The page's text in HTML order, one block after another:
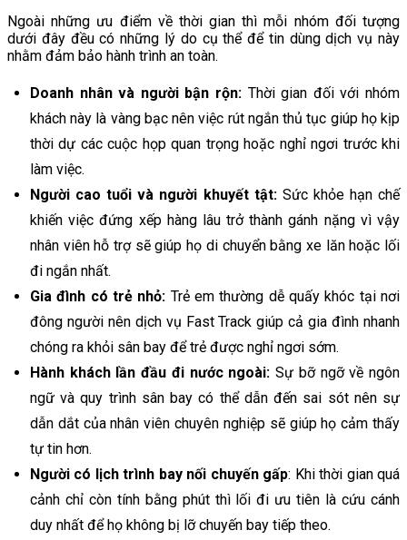
Ngoài những ưu điểm về thời gian thì mỗi nhóm đối tượng
dưới đây đều có những lý do cụ thể để tin dùng dịch vụ này
nhằm đảm bảo hành trình an toàn.
Doanh nhân và người bận rộn: Thời gian đối với nhóm
khách này là vàng bạc nên việc rút ngắn thủ tục giúp họ kịp
thời dự các cuộc họp quan trọng hoặc nghỉ ngơi trước khi
làm việc.
Người cao tuổi và người khuyết tật:Sức khỏe hạn chế
khiến việc đứng xếp hàng lâu trở thành gánh nặng vì vậy
nhân viên hỗ trợ sẽ giúp họ di chuyển bằng xe lăn hoặc lối
đi ngắn nhất.
Gia đình có trẻ nhỏ: Trẻ em thường dễ quấy khóc tại nơi
đông người nên dịch vụ Fast Track giúp cả gia đình nhanh
chóng ra khỏi sân bay để trẻ được nghỉ ngơi sớm.
Hành khách lần đầu đi nước ngoài: Sự bỡ ngỡ về ngôn
ngữ và quy trình sân bay có thể dẫn đến sai sót nên sự
dẫn dắt của nhân viên chuyên nghiệp sẽ giúp họ cảm thấy
tự tin hơn.
Người có lịch trình bay nối chuyến gấp: Khi thời gian quá
cảnh chỉ còn tính bằng phút thì lối đi ưu tiên là cứu cánh
duy nhất để họ không bị lỡ chuyến bay tiếp theo.